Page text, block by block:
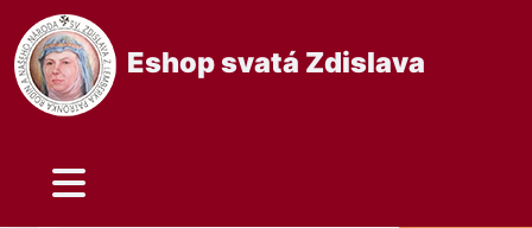
Eshop svatá Zdislava